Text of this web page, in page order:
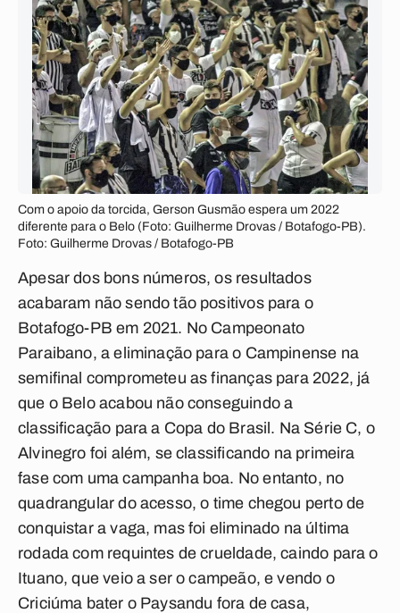
Com o apoio da torcida, Gerson Gusmão espera um 2022
diferente para o Belo (Foto: Guilherme Drovas / Botafogo-PB).
Foto: Guilherme Drovas / Botafogo-PB
Apesar dos bons números, os resultados
acabaram não sendo tão positivos para o
Botafogo-PB em 2021. No Campeonato
Paraibano, a eliminação para o Campinense na
semifinal comprometeu as finanças para 2022, já
que o Belo acabou não conseguindo a
classificação para a Copa do Brasil. Na Série C, o
Alvinegro foi além, se classificando na primeira
fase com uma campanha boa. No entanto, no
quadrangular do acesso, o time chegou perto de
conquistar a vaga, mas foi eliminado na última
rodada com requintes de crueldade, caindo para o
Ituano, que veio a ser o campeão, e vendo o
Criciúma bater o Paysandu fora de casa,